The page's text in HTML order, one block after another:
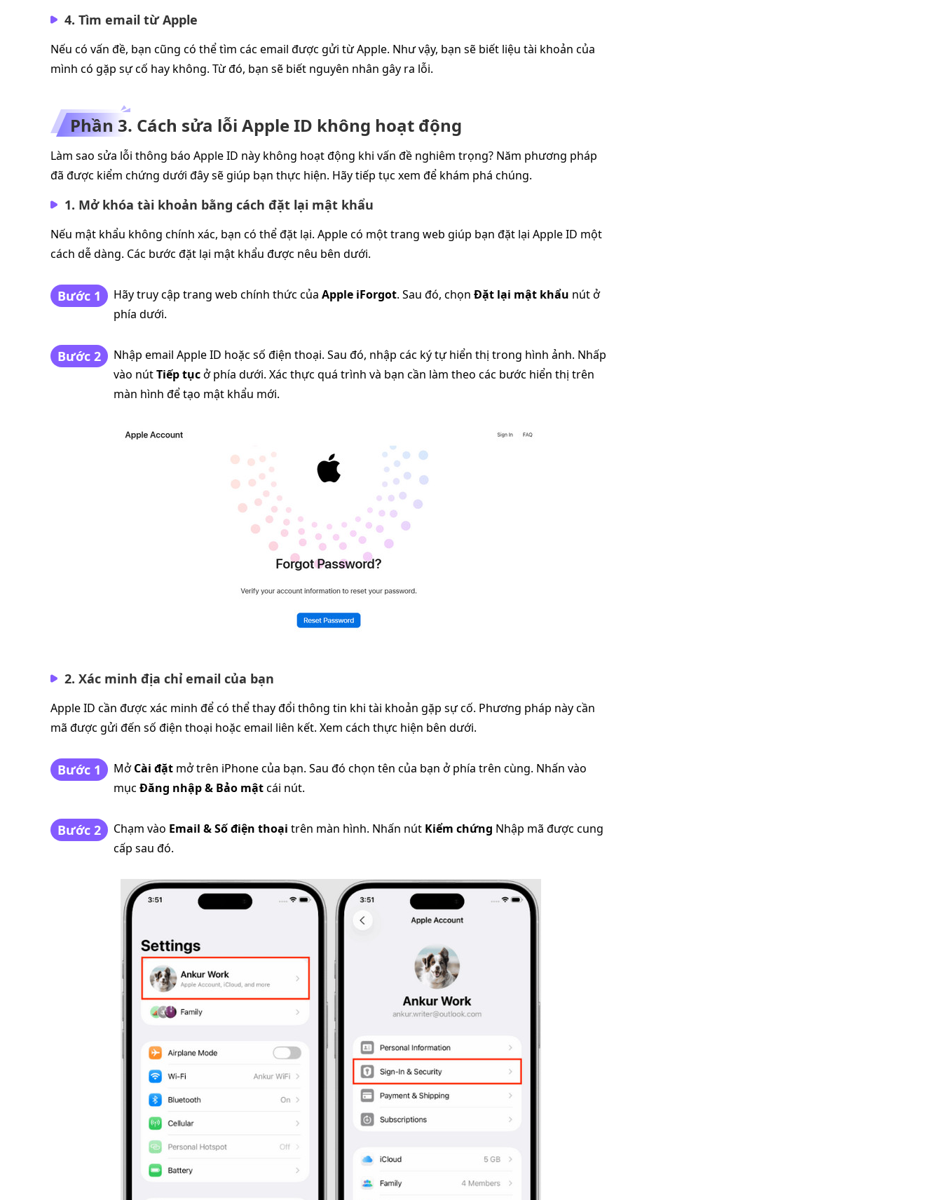
4. Tìm email từ Apple
Nếu có vấn đề, bạn cũng có thể tìm các email được gửi từ Apple. Như vậy, bạn sẽ biết liệu tài khoản của
mình có gặp sự cố hay không. Từ đó, bạn sẽ biết nguyên nhân gây ra lỗi.
Phần 3. Cách sửa lỗi Apple ID không hoạt động
Làm sao sửa lỗi thông báo Apple ID này không hoạt động khi vấn đề nghiêm trọng? Năm phương pháp
đã được kiểm chứng dưới đây sẽ giúp bạn thực hiện. Hãy tiếp tục xem để khám phá chúng.
1. Mở khóa tài khoản bằng cách đặt lại mật khẩu
Nếu mật khẩu không chính xác, bạn có thể đặt lại. Apple có một trang web giúp bạn đặt lại Apple ID một
cách dễ dàng. Các bước đặt lại mật khẩu được nêu bên dưới.
Bước 1 Hãy truy cập trang web chính thức của Apple iForgot. Sau đó, chọn Đặt lại mật khẩu nút ở
phía dưới.
Bước 2
Nhập email Apple ID hoặc số điện thoại. Sau đó, nhập các ký tự hiển thị trong hình ảnh. Nhấp
vào nútTiếp tụcở phía dưới. Xác thực quá trình và bạn cần làm theo các bước hiển thị trên
màn hình để tạo mật khẩu mới.
2. Xác minh địa chỉ email của bạn
Apple ID cần được xác minh để có thể thay đổi thông tin khi tài khoản gặp sự cố. Phương pháp này cần
mã được gửi đến số điện thoại hoặc email liên kết. Xem cách thực hiện bên dưới.
Bước 1 MởCài đặt mở trên iPhone của bạn. Sau đó chọn tên của bạn ở phía trên cùng. Nhấn vào
mục Đăng nhập & Bảo mậtcái nút.
Bước 2 Chạm vào Email & Số điện thoại trên màn hình. Nhấn nút Kiểm chứng Nhập mã được cung
cấp sau đó.